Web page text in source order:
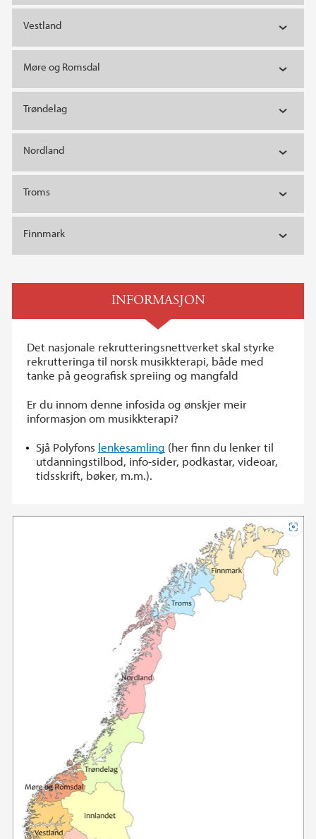
Vestland
Møre og Romsdal
Trøndelag
Nordland
Troms
Finnmark
INFORMASJON
Det nasjonale rekrutteringsnettverket skal styrke
rekrutteringa til norsk musikkterapi, både med
tanke på geografisk spreiing og mangfald
Er du innom denne infosida og ønskjer meir
informasjon om musikkterapi?
Sjå Polyfons lenkesamling (her finn du lenker til
utdanningstilbod, info-sider, podkastar, videoar,
tidsskrift, bøker, m.m.).